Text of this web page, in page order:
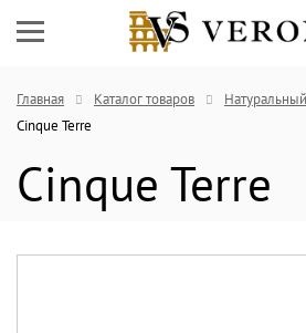
Главная Каталог товаров
Cinque Terre
Cinque Terre